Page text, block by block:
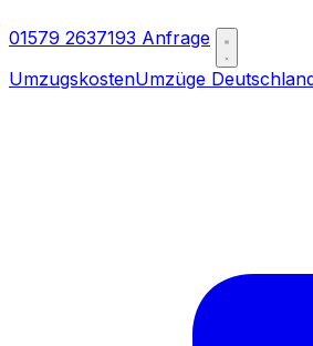
01579 2637193 Anfrage
UmzugskostenUmzüge